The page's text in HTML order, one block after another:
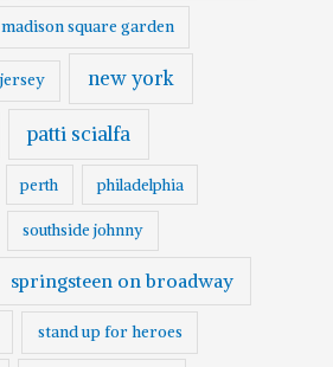
madison square garden
new york
patti scialfa
perth philadelphia
southside johnny
springsteen on broadway
stand up for heroes